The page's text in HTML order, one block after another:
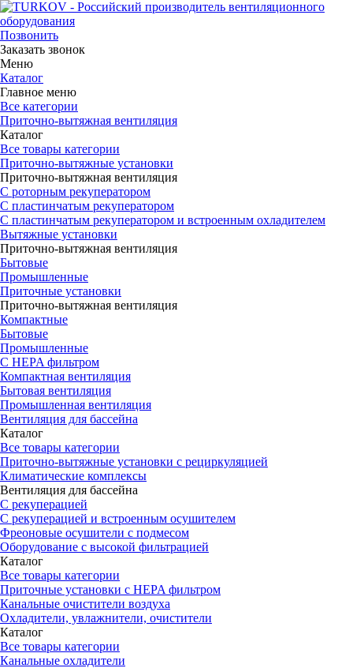
Позвонить
Заказать звонок
Меню
Каталог
Главное меню
Все категории
Приточно-вытяжная вентиляция
Каталог
Все товары категории
Приточно-вытяжные установки
Приточно-вытяжная вентиляция
С роторным рекуператором
С пластинчатым рекуператором
С пластинчатым рекуператором и встроенным охладителем
Вытяжные установки
Приточно-вытяжная вентиляция
Бытовые
Промышленные
Приточные установки
Приточно-вытяжная вентиляция
Компактные
Бытовые
Промышленные
С HEPA фильтром
Компактная вентиляция
Бытовая вентиляция
Промышленная вентиляция
Вентиляция для бассейна
Каталог
Все товары категории
Приточно-вытяжные установки с рециркуляцией
Климатические комплексы
Вентиляция для бассейна
С рекуперацией
С рекуперацией и встроенным осушителем
Фреоновые осушители с подмесом
Оборудование с высокой фильтрацией
Каталог
Все товары категории
Приточные установки c HEPA фильтром
Канальные очистители воздуха
Охладители, увлажнители, очистители
Каталог
Все товары категории
Канальные охладители